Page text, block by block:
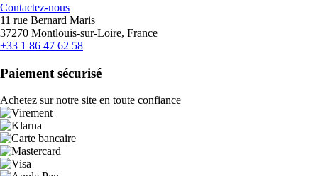
Contactez-nous
11 rue Bernard Maris
37270 Montlouis-sur-Loire, France
+33 1 86 47 62 58
Paiement sécurisé
Achetez sur notre site en toute confiance